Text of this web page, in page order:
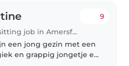
Babysitting job in Amersfoort
9
een jong gezin met een
en grappig jongetje en